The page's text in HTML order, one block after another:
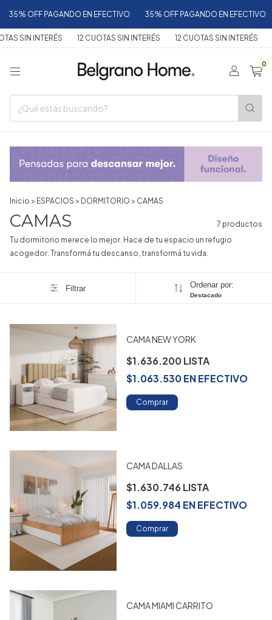
35% OFF PAGANDO EN EFECTIVO 35% OFF PAGANDO EN EFECTIVO
SIN INTERÉS 12 CUOTAS SIN INTERÉS 12 CUOTAS SIN INTERÉS
0
Inicio > ESPACIOS > DORMITORIO > CAMAS
CAMAS
7 productos
Tu dormitorio merece lo mejor. Hace de tu espacio un refugio
acogedor. Transformá tu descanso, transformá tu vida.
Filtrar Ordenar por:
Destacado
CAMA NEW YORK
$1.636.200
$1.063.530ENEFECTIVO
Comprar
CAMA DALLAS
$1.630.746
$1.059.984 ENEFECTIVO
Comprar
CAMA MIAMI CARRITO